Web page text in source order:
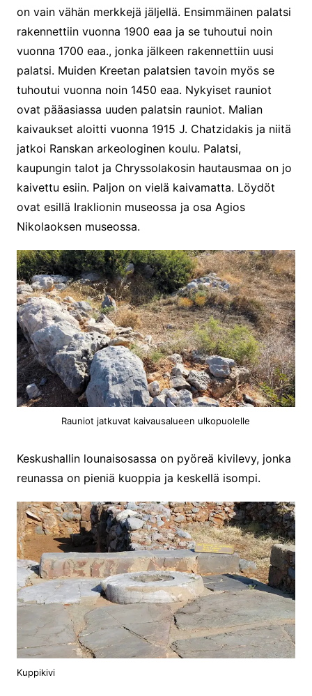
on vain vähän merkkejä jäljellä. Ensimmäinen palatsi
rakennettiin vuonna 1900 eaa ja se tuhoutui noin
vuonna 1700 eaa., jonka jälkeen rakennettiin uusi
palatsi. Muiden Kreetan palatsien tavoin myös se
tuhoutui vuonna noin 1450 eaa. Nykyiset rauniot
ovat pääasiassa uuden palatsin rauniot. Malian
kaivaukset aloitti vuonna 1915 J. Chatzidakis ja niitä
jatkoi Ranskan arkeologinen koulu. Palatsi,
kaupungin talot ja Chryssolakosin hautausmaa on jo
kaivettu esiin. Paljon on vielä kaivamatta. Löydöt
ovat esillä Iraklionin museossa ja osa Agios
Nikolaoksen museossa.
Rauniot jatkuvat kaivausalueen ulkopuolelle
Keskushallin lounaisosassa on pyöreä kivilevy, jonka
reunassa on pieniä kuoppia ja keskellä isompi.
Kuppikivi